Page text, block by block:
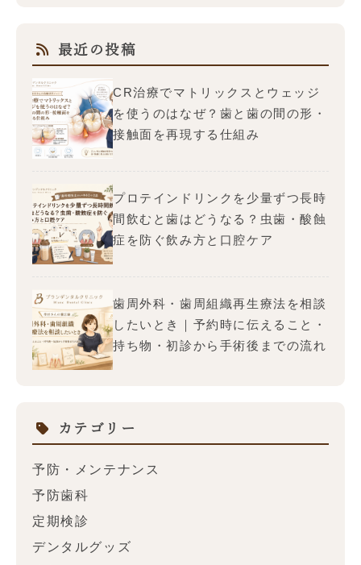
最近の投稿
CR治療でマトリックスとウェッジ
を使うのはなぜ？歯と歯の間の形・
接触面を再現する仕組み
プロテインドリンクを少量ずつ長時
間飲むと歯はどうなる？虫歯・酸蝕
症を防ぐ飲み方と口腔ケア
歯周外科・歯周組織再生療法を相談
したいとき｜予約時に伝えること・
持ち物・初診から手術後までの流れ
カテゴリー
予防・メンテナンス
予防歯科
定期検診
デンタルグッズ